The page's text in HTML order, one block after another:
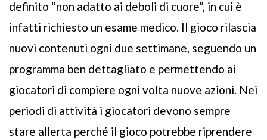
definito “non adatto ai deboli di cuore”, in cui è
infatti richiesto un esame medico. Il gioco rilascia
nuovi contenuti ogni due settimane, seguendo un
programma ben dettagliato e permettendo ai
giocatori di compiere ogni volta nuove azioni. Nei
periodi di attività i giocatori devono sempre
stare allerta perché il gioco potrebbe riprendere